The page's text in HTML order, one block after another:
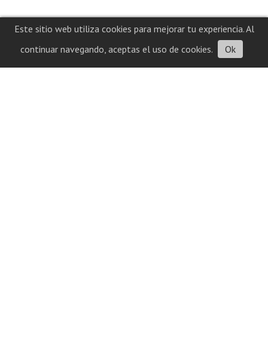
Este sitio web utiliza cookies para mejorar tu experiencia. Al
continuar navegando, aceptas el uso de cookies.
Ok